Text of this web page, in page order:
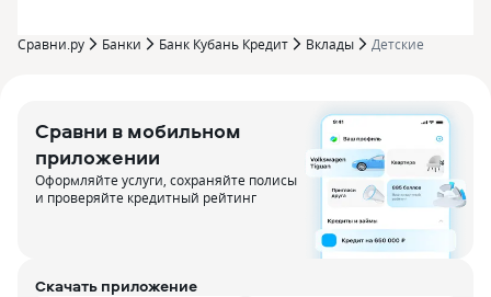
Сравни.ру Банки Банк Кубань Кредит Вклады Детские
Сравни в мобильном
приложении
Оформляйте услуги, сохраняйте полисы
и проверяйте кредитный рейтинг
Скачать приложение